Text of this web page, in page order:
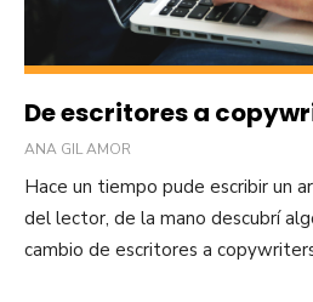
De escritores a
ANA GIL AMOR
Hace un tiempo pude escribir un
del lector, de la mano descubrí
cambio de escritores a